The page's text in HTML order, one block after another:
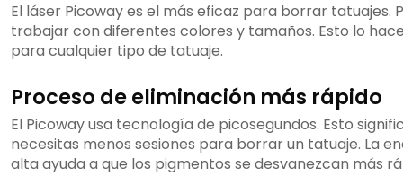
El láser Picoway es el más eficaz para borrar tatuajes.
trabajar con diferentes colores y tamaños. Esto lo
para cualquier tipo de tatuaje.
Proceso de eliminación más rápido
El Picoway usa tecnología de picosegundos. Esto
necesitas menos sesiones para borrar un tatuaje. La
alta ayuda a que los pigmentos se desvanezcan más